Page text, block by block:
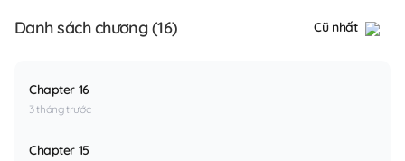
Danh sách chương (16) Cũ nhất
Chapter 16
3 tháng trước
Chapter 15